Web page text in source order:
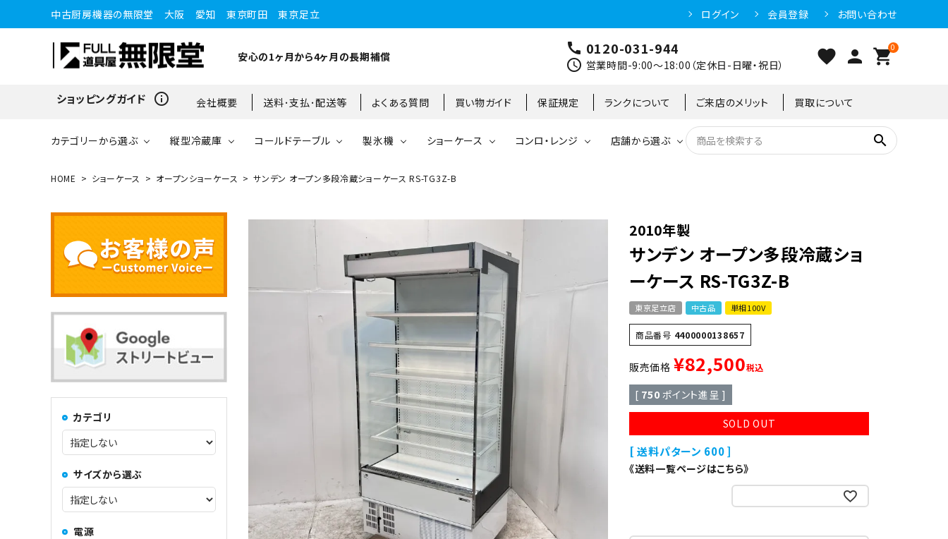
中古厨房機器の無限堂 大阪 愛知 東京町田 東京足立 ログイン 会員登録 お問い合わせ
安心の1ヶ月から4ヶ月の長期補償 call 0120-031-944
schedule 営業時間-9:00～18:00（定休日-日曜・祝日） favorite person 0
shopping_cart
ショッピングガイド info_outline 会社概要 送料･支払･配送等 よくある質問 買い物ガイド 保証規定 ランクについて ご来店のメリット 買取について
カテゴリーから選ぶ
ショーケース 対面ショーケース 冷凍ストッカー
コンロ・レンジ 業務用オーブン ゆで麺機
スープレンジ その他熱機器 製菓・製パン機器
コーヒーマシン関連 その他調理機器 板金物・シンク・調理台 店舗用家具
その他
縦型冷蔵庫
ブラストチラー・ショックフ
リーザー
コールドテーブル
ドロワータイプ・他
製氷機
65kg 95kg
100kg以上 チップ・フレークアイス ビッグアイス・その他異形
ショーケース
ワインセラー・ワインクーラ
ー
ホットショーケース
コンロ・レンジ 店舗から選ぶ search
HOME ショーケース オープンショーケース サンデン オープン多段冷蔵ショーケース RS-TG3Z-B
カテゴリ
サイズから選ぶ
電源
2010年製
サンデン オープン多段冷蔵ショ
ーケース RS-TG3Z-B
東京足立店 中古品 単相100V
商品番号 4400000138657
販売価格 ¥82,500税込
[ 750 ポイント進呈 ]
SOLD OUT
送料パターン 600
《送料一覧ページはこちら》